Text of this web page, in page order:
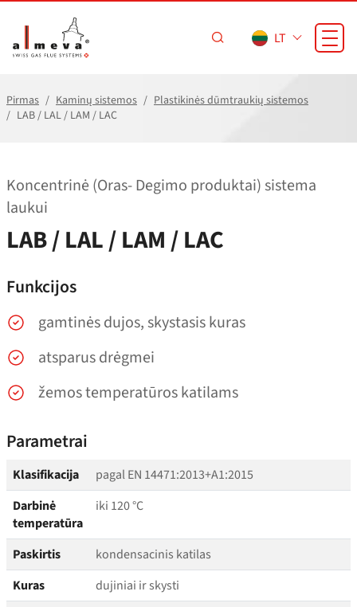
LT
Pirmas Kaminų sistemos
Plastikinės dūmtraukių sistemos
LAB / LAL / LAM / LAC
Koncentrinė (Oras- Degimo produktai) sistema
laukui
LAB / LAL / LAM / LAC
Funkcijos
gamtinės dujos, skystasis kuras
atsparus drėgmei
žemos temperatūros katilams
Parametrai
Klasifikacija
pagal EN 14471:2013+A1:2015
Darbinė
temperatūra
iki 120 °C
Paskirtis
kondensacinis katilas
Kuras
dujiniai ir skysti